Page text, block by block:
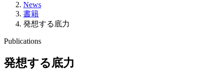
News
書籍
発想する底力
Publications
発想する底力